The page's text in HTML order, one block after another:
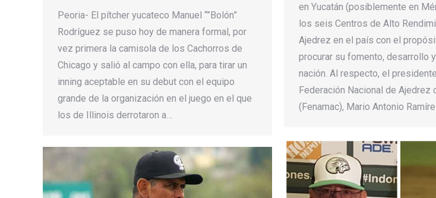
Peoria- El pítcher yucateco Manuel “”Bolón”
Rodríguez se puso hoy de manera formal, por
vez primera la camisola de los Cachorros de
Chicago y salió al campo con ella, para tirar un
inning aceptable en su debut con el equipo
grande de la organización en el juego en el que
los de Illinois derrotaron a…
en Yucatán (posiblemente en
los seis Centros de Alto
Ajedrez en el país con el
procurar su fomento, desarrollo
nación. Al respecto, el
Federación Nacional de Ajedrez
(Fenamac), Mario Antonio